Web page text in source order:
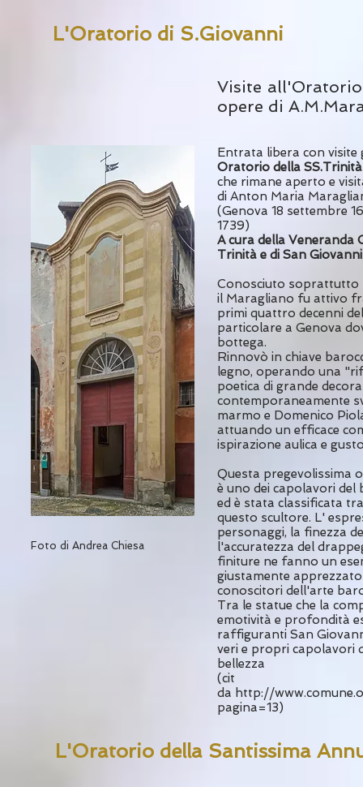
L'Oratorio di S.Giovanni
Foto di Andrea Chiesa
Visite
opere di
Entrata libera con visite
Oratorio della SS.Trinità
che rimane aperto e
di Anton Maria
(Genova 18 settembre
1739)
A cura della Veneranda
Trinità e di San
Conosciuto soprattutto
il Maragliano fu attivo
primi quattro decenni
particolare a Genova
bottega.
Rinnovò in chiave
legno, operando una
poetica di grande
contemporaneamente
marmo e Domenico
attuando un efficace
ispirazione aulica e
Questa pregevolissima
è uno dei capolavori del
ed è stata classificata
questo scultore. L'
personaggi, la finezza
l'accuratezza del
finiture ne fanno un
giustamente
conoscitori dell'arte
Tra le statue che la
emotività e profondità
raffiguranti San
veri e propri capolavori
bellezza
(cit
da http://
pagina=13)
L'Oratorio della Santissima